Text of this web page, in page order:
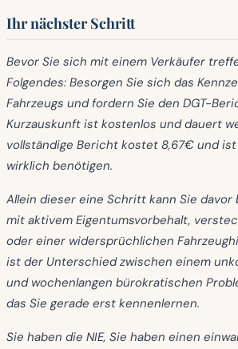
Ihr nächster Schritt
Bevor Sie sich mit einem Verkäufer
Folgendes: Besorgen Sie sich das
Fahrzeugs und fordern Sie den DGT-
Kurzauskunft ist kostenlos und dauert
vollständige Bericht kostet 8,67€ und
wirklich benötigen.
Allein dieser eine Schritt kann Sie davor
mit aktivem Eigentumsvorbehalt,
oder einer widersprüchlichen
ist der Unterschied zwischen einem
und wochenlangen bürokratischen
das Sie gerade erst kennenlernen.
Sie haben die NIE, Sie haben einen